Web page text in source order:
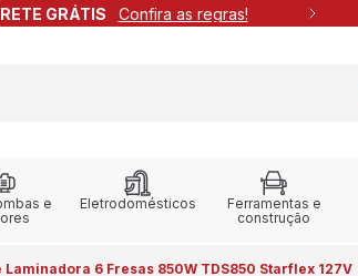
GRÁTIS Confira as regras!
e
Eletrodomésticos
Ferramentas e
construção
Laminadora 6 Fresas 850W TDS850 Starflex 127V